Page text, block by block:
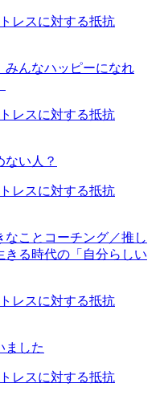
みんなハッピーになれ
ない人？
なことコーチング／推し
る時代の「自分らしい
ました